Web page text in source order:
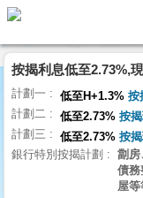
理
主
頁
搵
樓/
按揭利息低至2.73%,
計劃一 低至H+1.3% 按
計劃二 低至2.73% 按
計劃三 低至2.73% 按
銀行特別按揭計劃
劏房
債務
屋等